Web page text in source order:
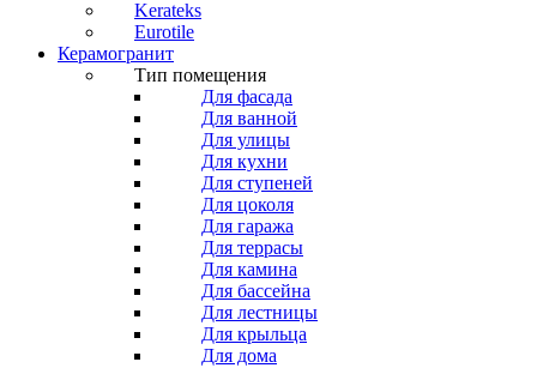
Kerateks
Eurotile
Керамогранит
Тип помещения
Для фасада
Для ванной
Для улицы
Для кухни
Для ступеней
Для цоколя
Для гаража
Для террасы
Для камина
Для бассейна
Для лестницы
Для крыльца
Для дома